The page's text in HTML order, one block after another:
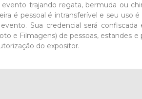
trajando regata, bermuda ou
é pessoal é intransferível e seu uso é
Sua credencial será confiscada
e Filmagens) de pessoas, estandes e
do expositor.